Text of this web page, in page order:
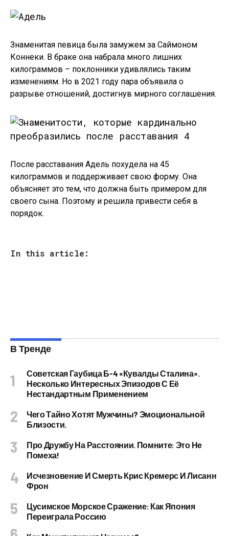
Знаменитая певица была замужем за Саймоном
Коннеки. В браке она набрала много лишних
килограммов – поклонники удивлялись таким
изменениям. Но в 2021 году пара объявила о
разрыве отношений, достигнув мирного соглашения.
После расставания Адель похудела на 45
килограммов и поддерживает свою форму. Она
объясняет это тем, что должна быть примером для
своего сына. Поэтому и решила привести себя в
порядок.
In this article:
В Тренде
Советская Гаубица Б-4 «Кувалды Сталина».
Несколько Интересных Эпизодов С Её
Нестандартным Применением
Чего Тайно Хотят Мужчины? Эмоциональной
Близости.
Про Дружбу На Расстоянии. Помните: Это Не
Помеха!
Исчезновение И Смерть Крис Кремерс И Лисанн
Фрон
Цусимское Морское Сражение: Как Япония
Переиграла Россию